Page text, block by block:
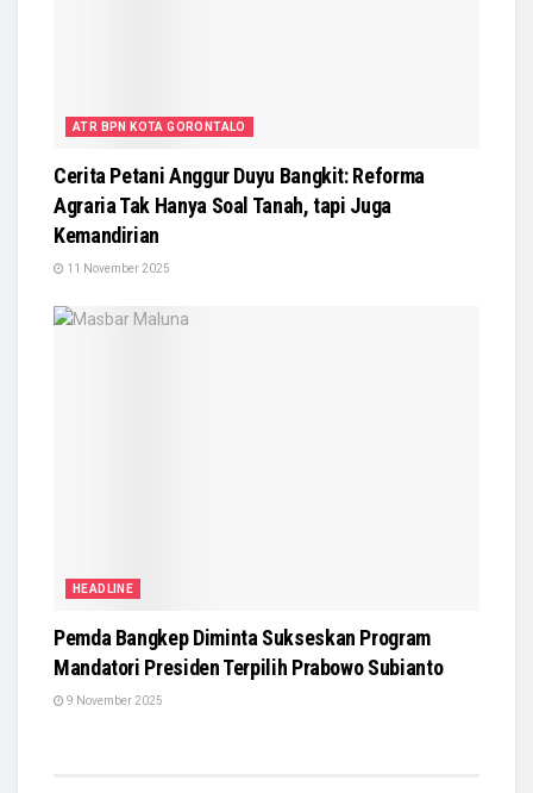
ATR BPN KOTA GORONTALO
Cerita Petani Anggur Duyu Bangkit: Reforma
Agraria Tak Hanya Soal Tanah, tapi Juga
Kemandirian
11 November 2025
HEADLINE
Pemda Bangkep Diminta Sukseskan Program
Mandatori Presiden Terpilih Prabowo Subianto
9 November 2025